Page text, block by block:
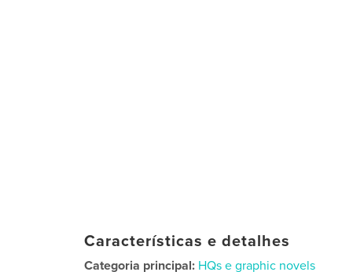
Características e detalhes
Categoria principal: HQs e graphic novels